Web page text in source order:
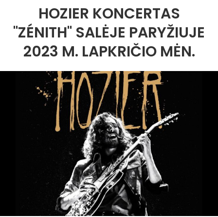
HOZIER KONCERTAS
"ZÉNITH" SALĖJE PARYŽIUJE
2023 M. LAPKRIČIO MĖN.